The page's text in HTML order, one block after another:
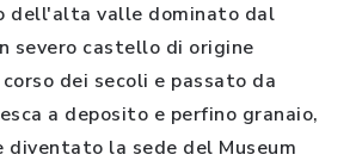
dell'alta valle dominato dal
severo castello di origine
dei secoli e passato da
a deposito e perfino granaio,
diventato la sede del Museum